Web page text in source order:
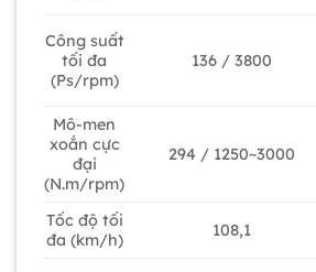
Công suất
tối đa
(Ps/rpm)
136 / 3800
Mô-men
xoắn cực
đại
(N.m/rpm)
294 / 1250~3000
Tốc độ tối
đa (km/h)
108,1